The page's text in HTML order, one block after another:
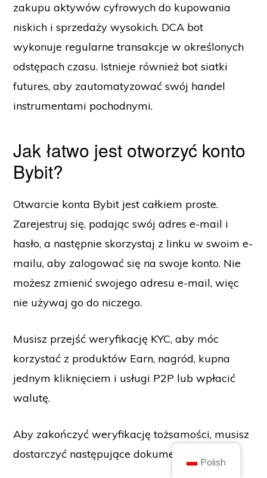
zakupu aktywów cyfrowych do kupowania
niskich i sprzedaży wysokich. DCA bot
wykonuje regularne transakcje w określonych
odstępach czasu. Istnieje również bot siatki
futures, aby zautomatyzować swój handel
instrumentami pochodnymi.
Jak łatwo jest otworzyć konto
Bybit?
Otwarcie konta Bybit jest całkiem proste.
Zarejestruj się, podając swój adres e-mail i
hasło, a następnie skorzystaj z linku w swoim e-
mailu, aby zalogować się na swoje konto. Nie
możesz zmienić swojego adresu e-mail, więc
nie używaj go do niczego.
Musisz przejść weryfikację KYC, aby móc
korzystać z produktów Earn, nagród, kupna
jednym kliknięciem i usługi P2P lub wpłacić
walutę.
Aby zakończyć weryfikację tożsamości, musisz
dostarczyć następujące dokumenty:
Copyright © 2026 Brilliant British Ltd działająca jako Coin Kickoff
Numer przedsiębiorstwa 10490224
Adres: 3rd Floor Great Titchfield House, 14-18 Great Titchfield Street,
osiągnięte w przeszłości nie są wskaźnikiem przyszłych wyników.
Inwestowanie w kryptowaluty wiąże się z ryzykiem.
Kryptowaluta nie jest regulowana przez brytyjski Urząd Nadzoru
Finansowego (Financial Conduct Authority) i nie podlega ochronie w
ramach brytyjskiego systemu rekompensat za usługi finansowe (Financial
Services Compensation Scheme) ani w zakresie jurysdykcji brytyjskiego
Inwestowanie w kryptowaluty wiąże się z ryzykiem, a kryptowaluta może
zyskać na wartości lub stracić część lub całość wartości. Podatek od zysków
STRONA GŁÓWNA O STRONIE POLITYKA PRYWATNOŚCI KONTAKT Z NAMI
Polish